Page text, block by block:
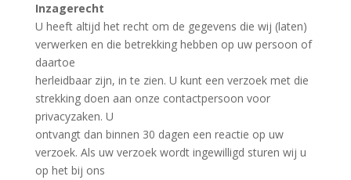
Inzagerecht
U heeft altijd het recht om de gegevens die wij (laten)
verwerken en die betrekking hebben op uw persoon of
daartoe
herleidbaar zijn, in te zien. U kunt een verzoek met die
strekking doen aan onze contactpersoon voor
privacyzaken. U
ontvangt dan binnen 30 dagen een reactie op uw
verzoek. Als uw verzoek wordt ingewilligd sturen wij u
op het bij ons